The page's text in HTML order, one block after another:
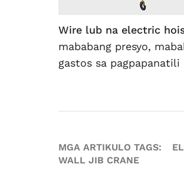
Wire lub na electric
mababang presyo,
gastos sa pagpapanatili
MGA ARTIKULO TAGS:
WALL JIB CRANE